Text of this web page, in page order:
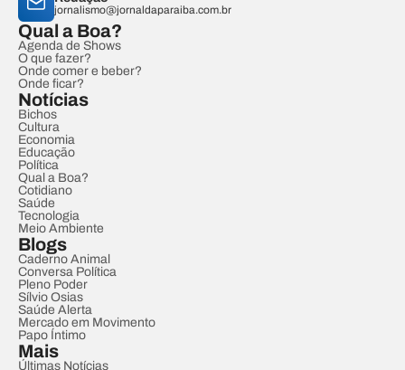
jornalismo@jornaldaparaiba.com.br
Qual a Boa?
Agenda de Shows
O que fazer?
Onde comer e beber?
Onde ficar?
Notícias
Bichos
Cultura
Economia
Educação
Política
Qual a Boa?
Cotidiano
Saúde
Tecnologia
Meio Ambiente
Blogs
Caderno Animal
Conversa Política
Pleno Poder
Sílvio Osias
Saúde Alerta
Mercado em Movimento
Papo Íntimo
Mais
Últimas Notícias